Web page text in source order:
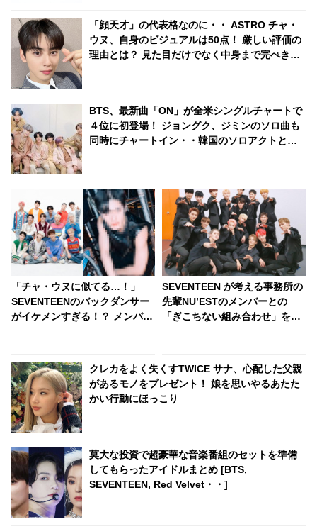
「顔天才」の代表格なのに・・ ASTRO チャ・
ウヌ、自身のビジュアルは50点！ 厳しい評価の
理由とは？ 見た目だけでなく中身まで完ぺき！
BTS、最新曲「ON」が全米シングルチャートで
４位に初登場！ ジョングク、ジミンのソロ曲も
同時にチャートイン・・韓国のソロアクトとし
「チャ・ウヌに似てる…！」
SEVENTEENのバックダンサー
がイケメンすぎる！？ メンバー
オーラを放つ彼に大注目
SEVENTEEN が考える事務所の
先輩NU’ESTのメンバーとの
「ぎこちない組み合わせ」を発
クレカをよく失くすTWICE サナ、心配した父親
があるモノをプレゼント！ 娘を思いやるあたた
かい行動にほっこり
莫大な投資で超豪華な音楽番組のセットを準備
してもらったアイドルまとめ [BTS,
SEVENTEEN, Red Velvet・・]